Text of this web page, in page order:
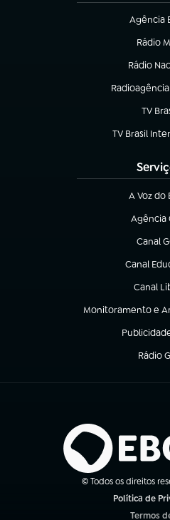
Agência
(abre em
Rádio
(abre
Rádio
(abre em
TV
(abre
TV Brasil
(abre em
A Voz do
(abre em
Agência
(abre em
Canal
(abre
Canal
(abre em
Canal
(abre
Monitoramento e
(abre em nova aba)
(abre em
Rádio
(abre
© Todos os direitos
Política de
Termos